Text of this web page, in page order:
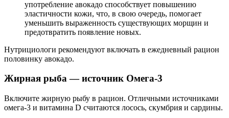
употребление авокадо способствует повышению
эластичности кожи, что, в свою очередь, помогает
уменьшить выраженность существующих морщин и
предотвратить появление новых.
Нутрициологи рекомендуют включать в ежедневный рацион
половинку авокадо.
Жирная рыба — источник Омега-3
Включите жирную рыбу в рацион. Отличными источниками
омега-3 и витамина D считаются лосось, скумбрия и сардины.